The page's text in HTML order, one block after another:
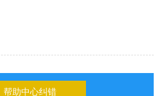
帮助中心纠错